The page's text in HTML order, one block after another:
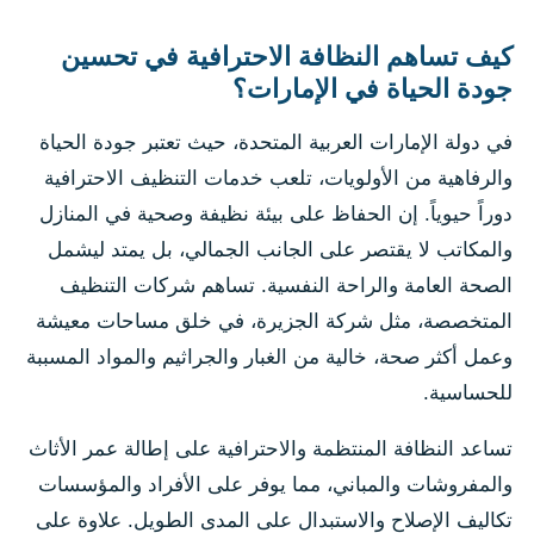
كيف تساهم النظافة الاحترافية في تحسين
جودة الحياة في الإمارات؟
في دولة الإمارات العربية المتحدة، حيث تعتبر جودة الحياة
والرفاهية من الأولويات، تلعب خدمات التنظيف الاحترافية
دوراً حيوياً. إن الحفاظ على بيئة نظيفة وصحية في المنازل
والمكاتب لا يقتصر على الجانب الجمالي، بل يمتد ليشمل
الصحة العامة والراحة النفسية. تساهم شركات التنظيف
المتخصصة، مثل شركة الجزيرة، في خلق مساحات معيشة
وعمل أكثر صحة، خالية من الغبار والجراثيم والمواد المسببة
للحساسية.
تساعد النظافة المنتظمة والاحترافية على إطالة عمر الأثاث
والمفروشات والمباني، مما يوفر على الأفراد والمؤسسات
تكاليف الإصلاح والاستبدال على المدى الطويل. علاوة على